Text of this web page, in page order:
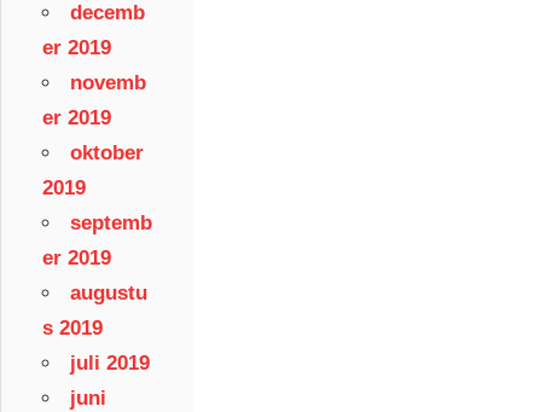
decemb
er 2019
novemb
er 2019
oktober
2019
septemb
er 2019
augustu
s 2019
juli 2019
juni